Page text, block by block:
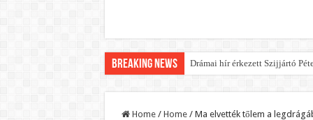
Breaking News Drámai hír érkezett Szijjártó
Döntés született:Hozzányúl a
Home / Home / Ma elvették tőlem a